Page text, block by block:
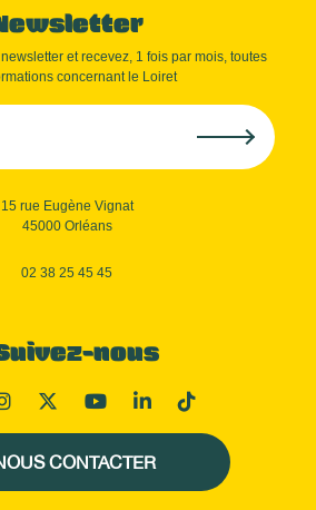
et recevez, 1 fois par mois, toutes
concernant le Loiret
15 rue Eugène Vignat
45000 Orléans
02 38 25 45 45
nous
CONTACTER